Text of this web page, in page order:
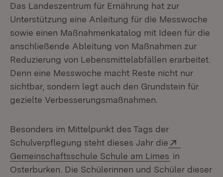
Das Landeszentrum für Ernährung hat zur
Unterstützung eine Anleitung für die Messwoche
sowie einen Maßnahmenkatalog mit Ideen für die
anschließende Ableitung von Maßnahmen zur
Reduzierung von Lebensmittelabfällen erarbeitet.
Denn eine Messwoche macht Reste nicht nur
sichtbar, sondern legt auch den Grundstein für
gezielte Verbesserungsmaßnahmen.
Besonders im Mittelpunkt des Tags der
Schulverpflegung steht dieses Jahr die
Gemeinschaftsschule Schule am Limes (Öffnet in
in
Osterburken. Die Schülerinnen und Schüler dieser